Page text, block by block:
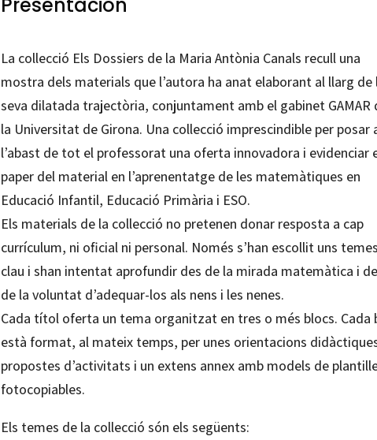
Presentación
La collecció Els Dossiers de la Maria Antònia Canals recull una
mostra dels materials que l’autora ha anat elaborant al llarg de
seva dilatada trajectòria, conjuntament amb el gabinet GAMAR
la Universitat de Girona. Una collecció imprescindible per posar
l’abast de tot el professorat una oferta innovadora i evidenciar
paper del material en l’aprenentatge de les matemàtiques en
Educació Infantil, Educació Primària i ESO.
Els materials de la collecció no pretenen donar resposta a cap
currículum, ni oficial ni personal. Només s’han escollit uns temes
clau i shan intentat aprofundir des de la mirada matemàtica i
de la voluntat d’adequar-los als nens i les nenes.
Cada títol oferta un tema organitzat en tres o més blocs. Cada
està format, al mateix temps, per unes orientacions
propostes d’activitats i un extens annex amb models de
fotocopiables.
Els temes de la collecció són els següents: